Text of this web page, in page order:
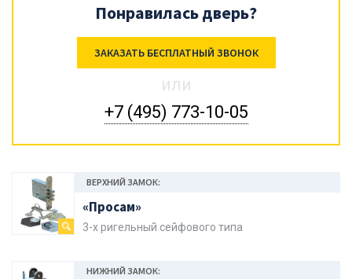
Понравилась дверь?
ЗАКАЗАТЬ БЕСПЛАТНЫЙ ЗВОНОК
или
+7 (495) 773-10-05
ВЕРХНИЙ ЗАМОК:
«Просам»
3-х ригельный сейфового типа
НИЖНИЙ ЗАМОК: